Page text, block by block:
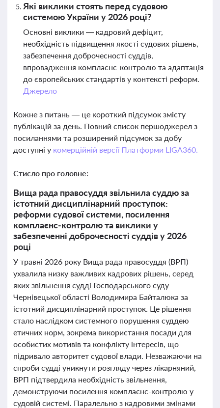
Які виклики стоять перед судовою
системою України у 2026 році?
Основні виклики — кадровий дефіцит,
необхідність підвищення якості судових рішень,
забезпечення доброчесності суддів,
впровадження комплаєнс-контролю та адаптація
до європейських стандартів у контексті реформ.
Джерело
Кожне з питань — це короткий підсумок змісту
публікацій за день. Повний список першоджерел з
посиланнями та розширений підсумок за добу
доступні у комерційній версії Платформи LIGA360.
Стисло про головне:
Вища рада правосуддя звільнила суддю за
істотний дисциплінарний проступок:
реформи судової системи, посилення
комплаєнс-контролю та виклики у
забезпеченні доброчесності суддів у 2026
році
У травні 2026 року Вища рада правосуддя (ВРП)
ухвалила низку важливих кадрових рішень, серед
яких звільнення судді Господарського суду
Чернівецької області Володимира Байталюка за
істотний дисциплінарний проступок. Це рішення
стало наслідком системного порушення суддею
етичних норм, зокрема використання посади для
особистих мотивів та конфлікту інтересів, що
підривало авторитет судової влади. Незважаючи на
спроби судді уникнути розгляду через лікарняний,
ВРП підтвердила необхідність звільнення,
демонструючи посилення комплаєнс-контролю у
судовій системі. Паралельно з кадровими змінами